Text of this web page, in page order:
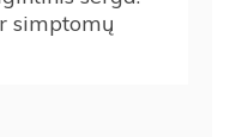
simptomų